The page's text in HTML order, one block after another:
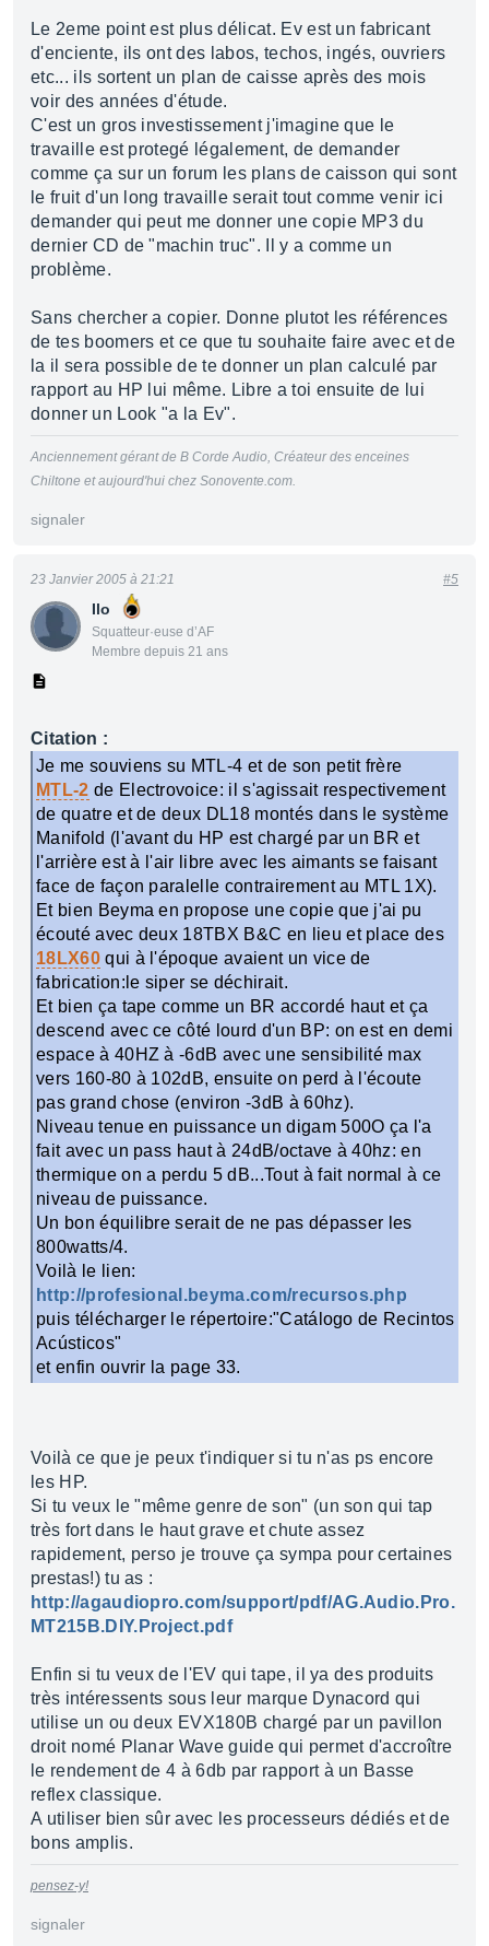
Le 2eme point est plus délicat. Ev est un fabricant
d'enciente, ils ont des labos, techos, ingés, ouvriers
etc... ils sortent un plan de caisse après des mois
voir des années d'étude.
C'est un gros investissement j'imagine que le
travaille est protegé légalement, de demander
comme ça sur un forum les plans de caisson qui sont
le fruit d'un long travaille serait tout comme venir ici
demander qui peut me donner une copie MP3 du
dernier CD de "machin truc". Il y a comme un
problème.
Sans chercher a copier. Donne plutot les références
de tes boomers et ce que tu souhaite faire avec et de
la il sera possible de te donner un plan calculé par
rapport au HP lui même. Libre a toi ensuite de lui
donner un Look "a la Ev".
Anciennement gérant de B Corde Audio, Créateur des enceines
Chiltone et aujourd'hui chez Sonovente.com.
signaler
Ilo
Squatteur·euse d’AF
Membre depuis 21 ans
23 Janvier 2005 à 21:21 #5
Citation :
Je me souviens su MTL-4 et de son petit frère
MTL-2 de Electrovoice: il s'agissait respectivement
de quatre et de deux DL18 montés dans le système
Manifold (l'avant du HP est chargé par un BR et
l'arrière est à l'air libre avec les aimants se faisant
face de façon paralelle contrairement au MTL 1X).
Et bien Beyma en propose une copie que j'ai pu
écouté avec deux 18TBX B&C en lieu et place des
18LX60qui à l'époque avaient un vice de
fabrication:le siper se déchirait.
Et bien ça tape comme un BR accordé haut et ça
descend avec ce côté lourd d'un BP: on est en demi
espace à 40HZ à -6dB avec une sensibilité max
vers 160-80 à 102dB, ensuite on perd à l'écoute
pas grand chose (environ -3dB à 60hz).
Niveau tenue en puissance un digam 500O ça l'a
fait avec un pass haut à 24dB/octave à 40hz: en
thermique on a perdu 5 dB...Tout à fait normal à ce
niveau de puissance.
Un bon équilibre serait de ne pas dépasser les
800watts/4.
Voilà le lien:
http://profesional.beyma.com/recursos.php
puis télécharger le répertoire:"Catálogo de Recintos
Acústicos"
et enfin ouvrir la page 33.
Voilà ce que je peux t'indiquer si tu n'as ps encore
les HP.
Si tu veux le "même genre de son" (un son qui tap
très fort dans le haut grave et chute assez
rapidement, perso je trouve ça sympa pour certaines
prestas!) tu as :
http://agaudiopro.com/support/pdf/AG.Audio.Pro.
MT215B.DIY.Project.pdf
Enfin si tu veux de l'EV qui tape, il ya des produits
très intéressents sous leur marque Dynacord qui
utilise un ou deux EVX180B chargé par un pavillon
droit nomé Planar Wave guide qui permet d'accroître
le rendement de 4 à 6db par rapport à un Basse
reflex classique.
A utiliser bien sûr avec les processeurs dédiés et de
bons amplis.
pensez-y!
signaler